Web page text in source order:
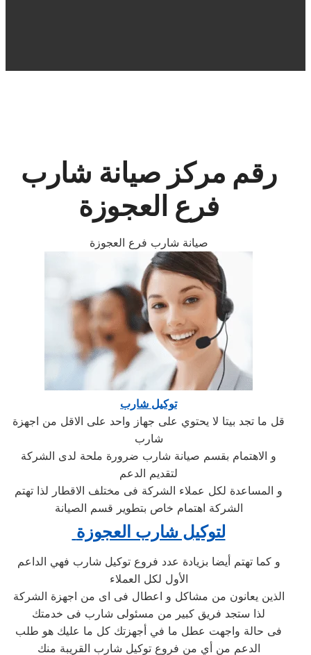
رقم مركز صيانة شارب
فرع العجوزة
صيانة شارب فرع العجوزة
توكيل شارب
قل ما تجد بيتا لا يحتوي على جهاز واحد على الاقل من اجهزة
شارب
و الاهتمام بقسم صيانة شارب ضرورة ملحة لدى الشركة
لتقديم الدعم
و المساعدة لكل عملاء الشركة فى مختلف الاقطار لذا تهتم
الشركة اهتمام خاص بتطوير قسم الصيانة
لتوكيل شارب العجوزة
و كما تهتم أيضا بزيادة عدد فروع توكيل شارب فهي الداعم
الأول لكل العملاء
الذين يعانون من مشاكل و اعطال فى اى من اجهزة الشركة
لذا ستجد فريق كبير من مسئولى شارب فى خدمتك
فى حالة واجهت عطل ما في أجهزتك كل ما عليك هو طلب
الدعم من أي من فروع توكيل شارب القريبة منك